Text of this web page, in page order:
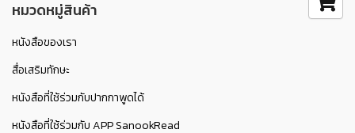
หมวดหมู่สินค้า
หนังสือของเรา
สื่อเสริมทักษะ
หนังสือที่ใช้ร่วมกับปากกาพูดได้
หนังสือที่ใช้ร่วมกับ APP SanookRead